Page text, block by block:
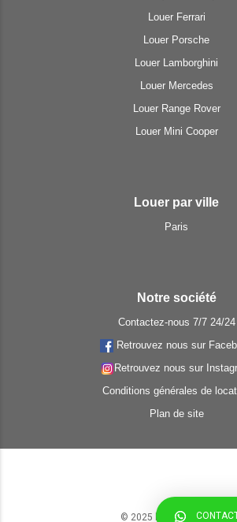
Louer Ferrari
Louer Porsche
Louer Lamborghini
Louer Mercedes
Louer Range Rover
Louer Mini Cooper
Louer par ville
Paris
Notre société
Contactez-nous 7/7 24/24
Retrouvez nous sur
Retrouvez nous sur
Conditions générales de
Plan de site
© 2025 by ParisLuxuryCar